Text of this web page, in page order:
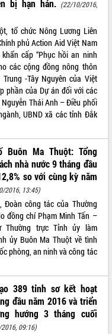
bị hạn hán. (22/10/2016,
tổ chức Nông Lương Liên
phủ Action Aid Việt Nam
cấp “Phục hồi an ninh
các cộng đồng nông thôn
-Tây Nguyên của Việt
phần của Dự án đối với các
Thái Anh – Điều phối
UBND xã các tỉnh Đắk
Buôn Ma Thuột: Tổng
nhà nước 9 tháng đầu
so với cùng kỳ năm
2016, 13:45)
Đoàn công tác của Thường
đồng chí Phạm Minh Tấn –
Thường trực Tỉnh ủy làm
ủy Buôn Ma Thuột về tình
phòng, an ninh và công tác
389 tỉnh sơ kết hoạt
đầu năm 2016 và triển
hướng 3 tháng cuối
09:16)